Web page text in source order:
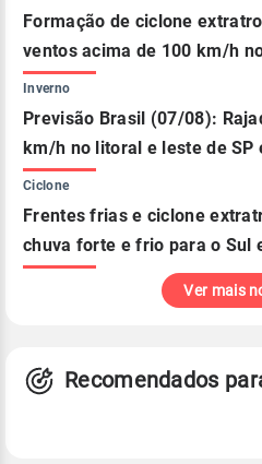
Formação de ciclone
ventos acima de 100 km/h
Inverno
Previsão Brasil (07/08):
km/h no litoral e leste de SP
Ciclone
Frentes frias e ciclone
chuva forte e frio para o Sul
Ver mais
Recomendados